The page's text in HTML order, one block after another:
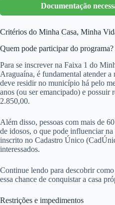
Documentação
Critérios do Minha Casa, Minha
Quem pode participar do programa?
Para se inscrever na Faixa 1 do
Araguaína, é fundamental atender
deve residir no município há pelo
anos (ou ser emancipado) e
2.850,00.
Além disso, pessoas com mais de
de idosos, o que pode influenciar
inscrito no Cadastro Único
interessados.
Continue lendo para descobrir
essa chance de conquistar a casa
Restrições e impedimentos